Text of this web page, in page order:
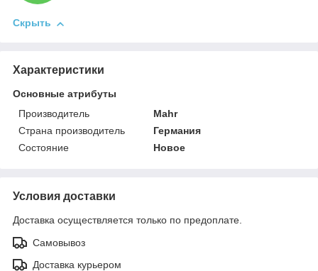
Скрыть
Характеристики
Основные атрибуты
Производитель
Mahr
Страна производитель
Германия
Состояние
Новое
Условия доставки
Доставка осуществляется только по предоплате.
Самовывоз
Доставка курьером